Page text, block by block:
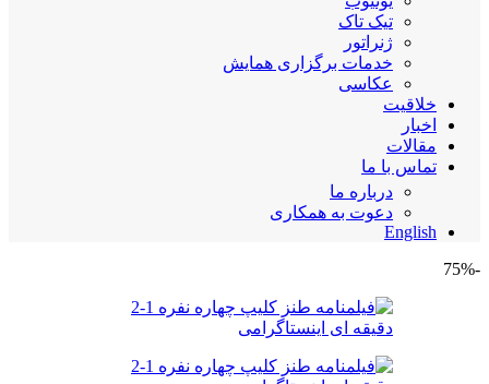
تیک تاک
ژنراتور
خدمات برگزاری همایش
عکاسی
خلاقیت
اخبار
مقالات
تماس با ما
درباره ما
دعوت به همکاری
English
-75%